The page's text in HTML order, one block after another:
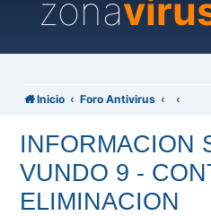
zona
Inicio Foro Antivirus
INFORMACION
VUNDO 9 -
ELIMINACION